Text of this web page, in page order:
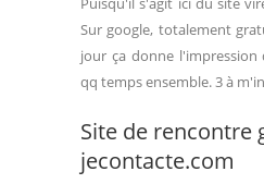
Sur google, totalement
jour ça donne
qq temps ensemble. 3 à
Site de rencontre
jecontacte.com